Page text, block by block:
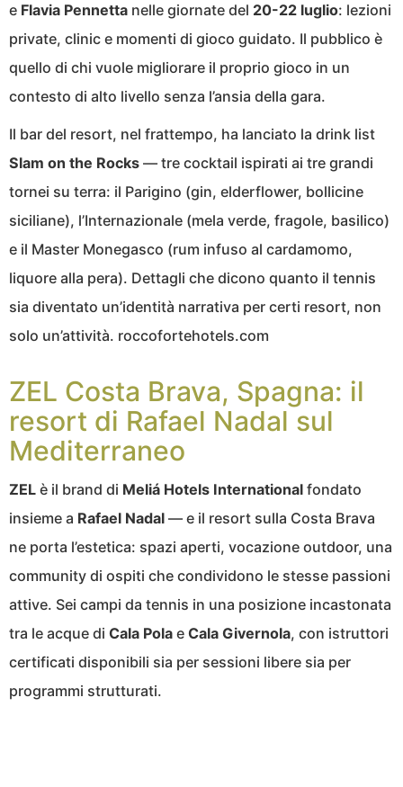
e Flavia Pennetta nelle giornate del 20-22 luglio: lezioni
private, clinic e momenti di gioco guidato. Il pubblico è
quello di chi vuole migliorare il proprio gioco in un
contesto di alto livello senza l’ansia della gara.
Il bar del resort, nel frattempo, ha lanciato la drink list
Slam on the Rocks — tre cocktail ispirati ai tre grandi
tornei su terra: il Parigino (gin, elderflower, bollicine
siciliane), l’Internazionale (mela verde, fragole, basilico)
e il Master Monegasco (rum infuso al cardamomo,
liquore alla pera). Dettagli che dicono quanto il tennis
sia diventato un’identità narrativa per certi resort, non
solo un’attività. roccofortehotels.com
ZEL Costa Brava, Spagna: il
resort di Rafael Nadal sul
Mediterraneo
ZEL è il brand di Meliá Hotels International fondato
insieme a Rafael Nadal — e il resort sulla Costa Brava
ne porta l’estetica: spazi aperti, vocazione outdoor, una
community di ospiti che condividono le stesse passioni
attive. Sei campi da tennis in una posizione incastonata
tra le acque di Cala Pola e Cala Givernola, con istruttori
certificati disponibili sia per sessioni libere sia per
programmi strutturati.